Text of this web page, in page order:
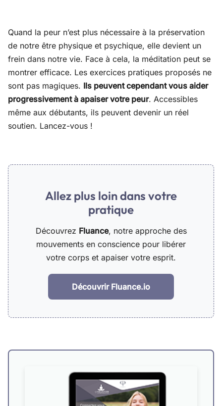
Quand la peur n’est plus nécessaire à la préservation
de notre être physique et psychique, elle devient un
frein dans notre vie. Face à cela, la méditation peut se
montrer efficace. Les exercices pratiques proposés ne
sont pas magiques. Ils peuvent cependant vous aider
progressivement à apaiser votre peur. Accessibles
même aux débutants, ils peuvent devenir un réel
soutien. Lancez-vous !
Allez plus loin dans votre
pratique
Découvrez Fluance, notre approche des
mouvements en conscience pour libérer
votre corps et apaiser votre esprit.
Découvrir Fluance.io